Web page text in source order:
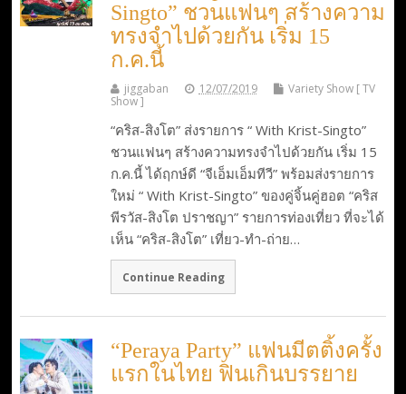
Singto” ชวนแฟนๆ สร้างความ
ทรงจำไปด้วยกัน เริ่ม 15
ก.ค.นี้
jiggaban 12/07/2019
Variety Show [ TV
Show ]
“คริส-สิงโต” ส่งรายการ “ With Krist-Singto”
ชวนแฟนๆ สร้างความทรงจำไปด้วยกัน เริ่ม 15
ก.ค.นี้ ได้ฤกษ์ดี “จีเอ็มเอ็มทีวี” พร้อมส่งรายการ
ใหม่ “ With Krist-Singto” ของคู่จิ้นคู่ฮอต “คริส
พีรวัส-สิงโต ปราชญา” รายการท่องเที่ยว ที่จะได้
เห็น “คริส-สิงโต” เที่ยว-ทำ-ถ่าย…
Continue Reading
“Peraya Party” แฟนมีตติ้งครั้ง
แรกในไทย ฟินเกินบรรยาย